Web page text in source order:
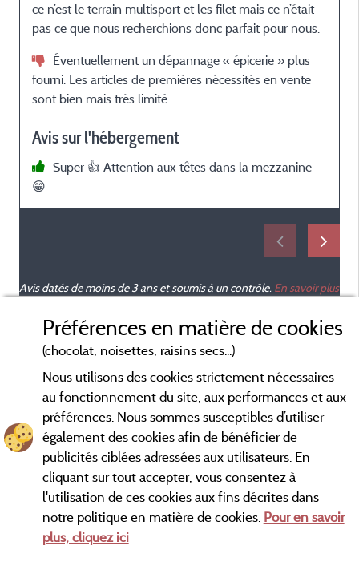
ce n’est le terrain multisport et les filet mais ce n’était
pas ce que nous recherchions donc parfait pour nous.
Éventuellement un dépannage « épicerie » plus
fourni. Les articles de premières nécessités en vente
sont bien mais très limité.
Avis sur l'hébergement
Super 👍 Attention aux têtes dans la mezzanine
😁
Avis datés de moins de 3 ans et soumis à un contrôle. En savoir plus
Conditions générales d'utilisation
Préférences en matière de cookies
(chocolat, noisettes, raisins secs...)
Nous utilisons des cookies strictement nécessaires
au fonctionnement du site, aux performances et aux
préférences. Nous sommes susceptibles d’utiliser
également des cookies afin de bénéficier de
publicités ciblées adressées aux utilisateurs. En
cliquant sur tout accepter, vous consentez à
l'utilisation de ces cookies aux fins décrites dans
notre politique en matière de cookies. Pour en savoir
plus, cliquez ici